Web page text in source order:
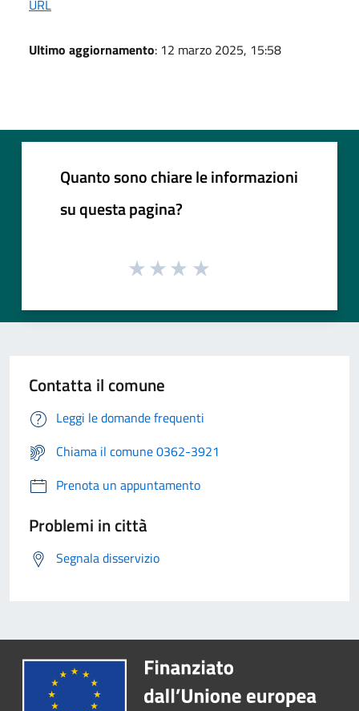
URL
Ultimo aggiornamento: 12 marzo 2025, 15:58
Quanto sono chiare le informazioni
su questa pagina?
Contatta il comune
Leggi le domande frequenti
Chiama il comune 0362-3921
Prenota un appuntamento
Problemi in città
Segnala disservizio